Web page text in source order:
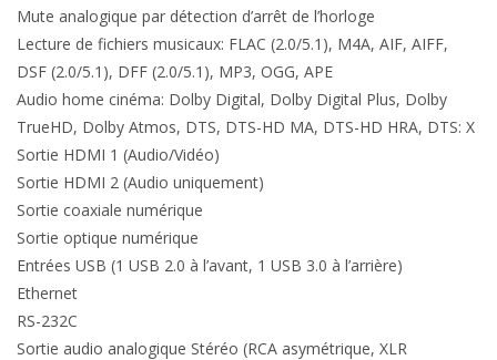
Mute analogique par détection d’arrêt de l’horloge
Lecture de fichiers musicaux: FLAC (2.0/5.1), M4A, AIF, AIFF,
DSF (2.0/5.1), DFF (2.0/5.1), MP3, OGG, APE
Audio home cinéma: Dolby Digital, Dolby Digital Plus, Dolby
TrueHD, Dolby Atmos, DTS, DTS-HD MA, DTS-HD HRA, DTS: X
Sortie HDMI 1 (Audio/Vidéo)
Sortie HDMI 2 (Audio uniquement)
Sortie coaxiale numérique
Sortie optique numérique
Entrées USB (1 USB 2.0 à l’avant, 1 USB 3.0 à l’arrière)
Ethernet
RS-232C
Sortie audio analogique Stéréo (RCA asymétrique, XLR